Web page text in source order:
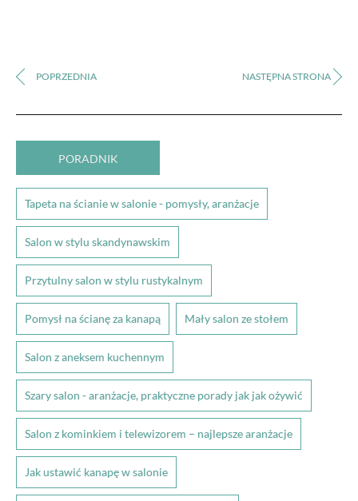
PORADNIK
Tapeta na ścianie w salonie - pomysły, aranżacje
Salon w stylu skandynawskim
Przytulny salon w stylu rustykalnym
Pomysł na ścianę za kanapą Mały salon ze stołem
Salon z aneksem kuchennym
Szary salon - aranżacje, praktyczne porady jak jak ożywić
Salon z kominkiem i telewizorem – najlepsze aranżacje
Jak ustawić kanapę w salonie